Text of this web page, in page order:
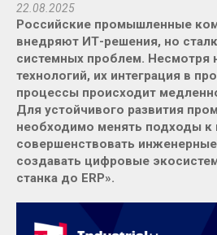
22.08.2025
Российские промышленные
внедряют ИТ-решения, но
системных проблем. Несмотря
технологий, их интеграция в
процессы происходит
Для устойчивого развития
необходимо менять подходы к
совершенствовать
создавать цифровые
станка до ERP».